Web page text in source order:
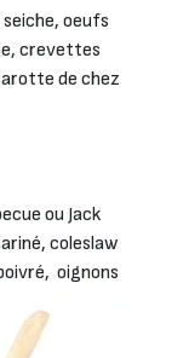
oeufs
crevettes
de chez
ou Jack
coleslaw
oignons